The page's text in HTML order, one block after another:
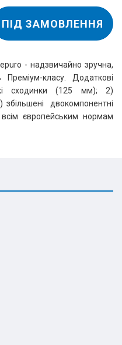
- надзвичайно зручна,
класу. Додаткові
сходинки (125 мм); 2)
двокомпонентні
всім європейським нормам
ПІД ЗАМОВЛЕННЯ